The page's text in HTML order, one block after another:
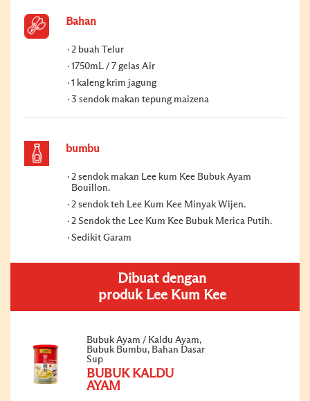
Bahan
2 buah Telur
1750mL / 7 gelas Air
1 kaleng krim jagung
3 sendok makan tepung maizena
bumbu
2 sendok makan Lee kum Kee Bubuk Ayam
Bouillon.
2 sendok teh Lee Kum Kee Minyak Wijen.
2 Sendok the Lee Kum Kee Bubuk Merica Putih.
Sedikit Garam
Dibuat dengan
produk Lee Kum Kee
Bubuk Ayam / Kaldu Ayam,
Bubuk Bumbu, Bahan Dasar
Sup
BUBUK KALDU
AYAM